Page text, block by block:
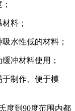
料；
水性低的材料；
冲材料使用；
制作、便于模
度到90度范围内都